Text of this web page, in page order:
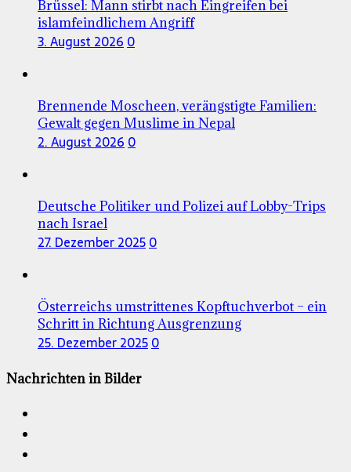
Brüssel: Mann stirbt nach Eingreifen bei
islamfeindlichem Angriff
3. August 20260
Brennende Moscheen, verängstigte Familien:
Gewalt gegen Muslime in Nepal
2. August 20260
Deutsche Politiker und Polizei auf Lobby-Trips
nach Israel
27. Dezember 20250
Österreichs umstrittenes Kopftuchverbot – ein
Schritt in Richtung Ausgrenzung
25. Dezember 20250
Nachrichten in Bilder